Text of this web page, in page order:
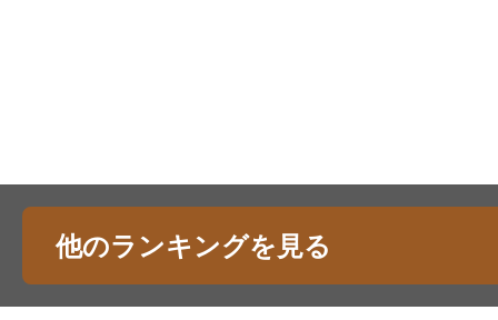
他のランキングを見る